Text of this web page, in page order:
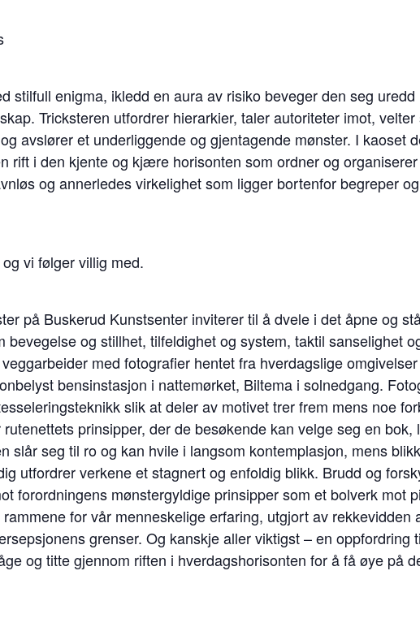
stilfull enigma, ikledd en aura av risiko beveger den seg
Tricksteren utfordrer hierarkier, taler autoriteter imot,
avslører et underliggende og gjentagende mønster. I kaoset
rift i den kjente og kjære horisonten som ordner og
og annerledes virkelighet som ligger bortenfor begreper
vi følger villig med.
på Buskerud Kunstsenter inviterer til å dvele i det åpne og
bevegelse og stillhet, tilfeldighet og system, taktil sanselighet
med fotografier hentet fra hverdagslige
bensinstasjon i nattemørket, Biltema i solnedgang.
slik at deler av motivet trer frem mens noe
prinsipper, der de besøkende kan velge seg en
slår seg til ro og kan hvile i langsom kontemplasjon, mens
utfordrer verkene et stagnert og enfoldig blikk. Brudd og
forordningens mønstergyldige prinsipper som et bolverk mot
for vår menneskelige erfaring, utgjort av rekkevidden
grenser. Og kanskje aller viktigst – en oppfordring
og titte gjennom riften i hverdagshorisonten for å få øye på